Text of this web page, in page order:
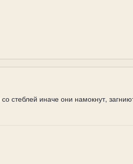
стеблей иначе они намокнут,